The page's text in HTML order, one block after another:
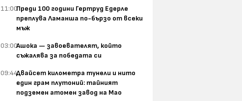
11:00Преди 100 години Гертруд Едерле
преплува Ламанша по-бързо от всеки
мъж
03:00Ашока — завоевателят, който
съжалява за победата си
09:44Двайсет километра тунели и нито
един грам плутоний: тайният
подземен атомен завод на Мао